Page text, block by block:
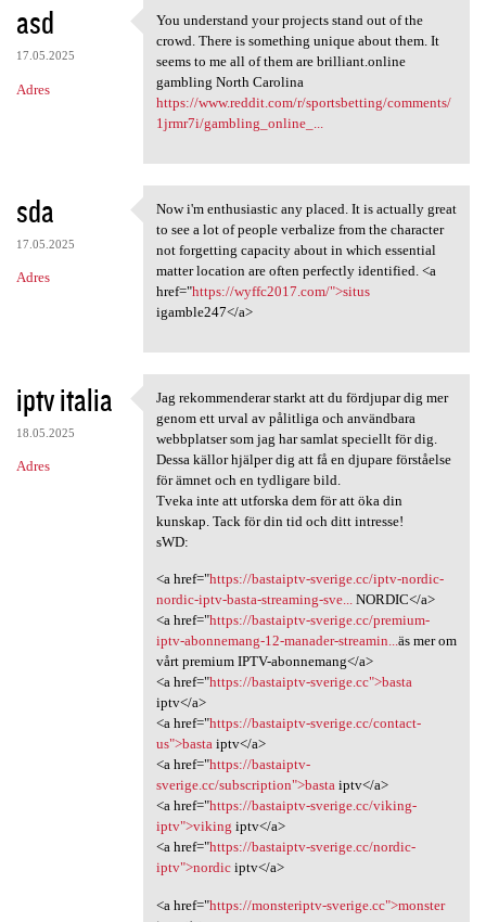
asd
17.05.2025
Adres
You understand your projects
You understand your projects stand out of the
crowd. There is something unique about them. It
seems to me all of them are brilliant.online
gambling North Carolina
https://www.reddit.com/r/sportsbetting/comments/
1jrmr7i/gambling_online_...
sda
17.05.2025
Adres
Now i'm enthusiastic any
Now i'm enthusiastic any placed. It is actually great
to see a lot of people verbalize from the character
not forgetting capacity about in which essential
matter location are often perfectly identified. <a
href="https://wyffc2017.com/">situs
igamble247</a>
iptv italia
18.05.2025
Adres
Jag rekommenderar starkt att
Jag rekommenderar starkt att du fördjupar dig mer
genom ett urval av pålitliga och användbara
webbplatser som jag har samlat speciellt för dig.
Dessa källor hjälper dig att få en djupare förståelse
för ämnet och en tydligare bild.
Tveka inte att utforska dem för att öka din
kunskap. Tack för din tid och ditt intresse!
sWD:
<a href="https://bastaiptv-sverige.cc/iptv-nordic-
nordic-iptv-basta-streaming-sve...NORDIC</a>
<a href="https://bastaiptv-sverige.cc/premium-
iptv-abonnemang-12-manader-streamin...äs mer om
vårt premium IPTV-abonnemang</a>
<a href="https://bastaiptv-sverige.cc">basta
iptv</a>
<a href="https://bastaiptv-sverige.cc/contact-
us">bastaiptv</a>
<a href="https://bastaiptv-
sverige.cc/subscription">bastaiptv</a>
<a href="https://bastaiptv-sverige.cc/viking-
iptv">viking iptv</a>
<a href="https://bastaiptv-sverige.cc/nordic-
iptv">nordiciptv</a>
<a href="https://monsteriptv-sverige.cc">monster